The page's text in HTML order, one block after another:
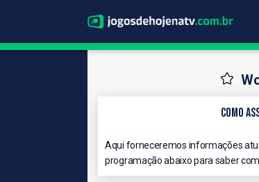
Como
Aqui forneceremos informações
programação abaixo para saber